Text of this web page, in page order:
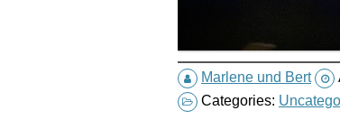
Marlene und Bert
Categories: